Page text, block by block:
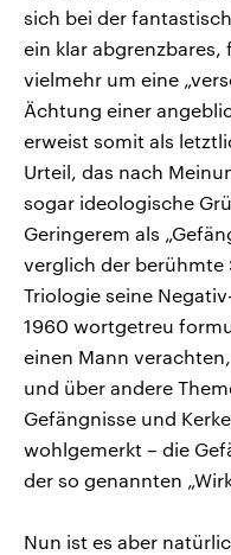
sich bei der
ein klar abgrenzbares,
vielmehr um eine
Ächtung einer
erweist somit als
Urteil, das nach
sogar ideologische
Geringerem als
verglich der berühmte
Triologie seine
1960 wortgetreu
einen Mann
und über andere
Gefängnisse und
wohlgemerkt – die
der so genannten
Nun ist es aber